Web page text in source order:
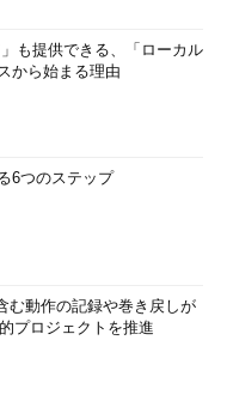
規パスワード再入
押すと、パスワー
ー。1992年より生産管
びサポート業務を担
動を開始。著書に『図
ーズ』『はじめてでも
も提供できる、「ローカル
から始まる理由
6つのステップ
む動作の記録や巻き戻しが
プロジェクトを推進